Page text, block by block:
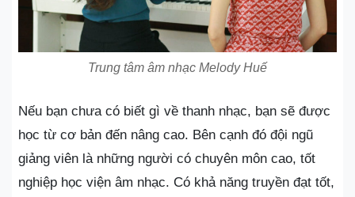
Trung tâm âm nhạc Melody Huế
Nếu bạn chưa có biết gì về thanh nhạc, bạn sẽ được
học từ cơ bản đến nâng cao. Bên cạnh đó đội ngũ
giảng viên là những người có chuyên môn cao, tốt
nghiệp học viện âm nhạc. Có khả năng truyền đạt tốt,